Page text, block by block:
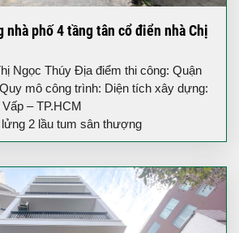
nhà phố 4 tầng tân cổ điển nhà Chị
Ngọc Thúy Địa điểm thi công: Quận
mô công trình: Diện tích xây dựng:
– TP.HCM
2 lầu tum sân thượng